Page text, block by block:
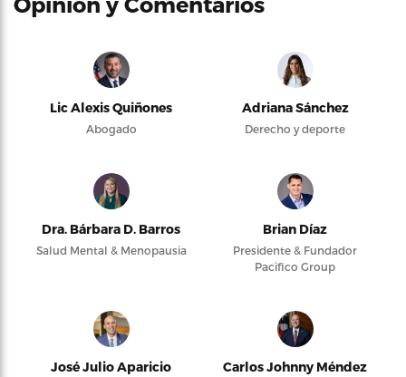
Lic Alexis Quiñones
Abogado
Adriana Sánchez
Derecho y deporte
Dra. Bárbara D. Barros
Salud Mental & Menopausia
Brian Díaz
Presidente & Fundador
Pacifico Group
José Julio Aparicio
Carlos Johnny Méndez